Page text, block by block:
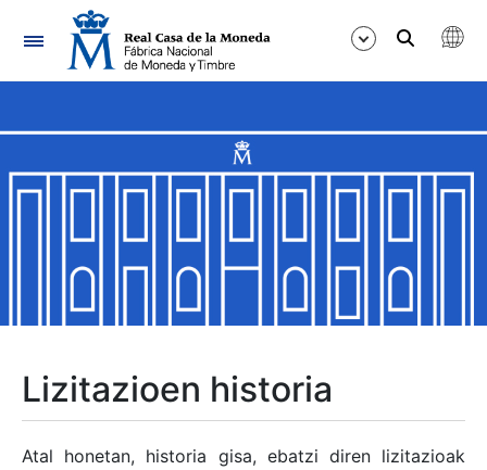
Nabigazioa
Erakutsi/Ezkutatu
Erakutsi/Ezkutatu
Erakutsi/Ezkutatu
Erakutsi/Ezkutatu
Lizitazioen historia
Atal honetan, historia gisa, ebatzi diren lizitazioak